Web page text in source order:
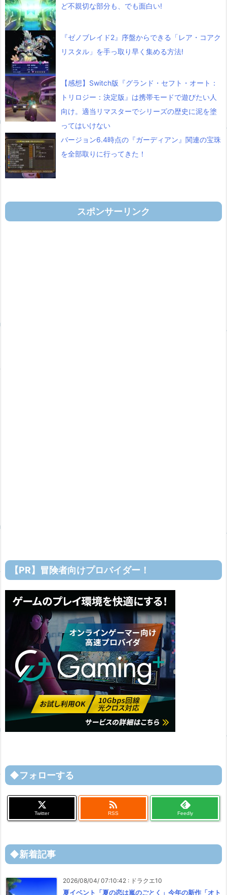
ど不親切な部分も、でも面白い!
『ゼノブレイド2』序盤からできる「レア・コアク
リスタル」を手っ取り早く集める方法!
【感想】Switch版『グランド・セフト・オート：
トリロジー：決定版』は携帯モードで遊びたい人
向け。適当リマスターでシリーズの歴史に泥を塗
ってはいけない
バージョン6.4時点の『ガーディアン』関連の宝珠
を全部取りに行ってきた！
スポンサーリンク
【PR】冒険者向けプロバイダー！
◆フォローする
Twitter

RSS Feedly
◆新着記事
2026/08/04/ 07:10:42 : ドラクエ10
夏イベント「夏の恋は嵐のごとく」今年の新作「オト